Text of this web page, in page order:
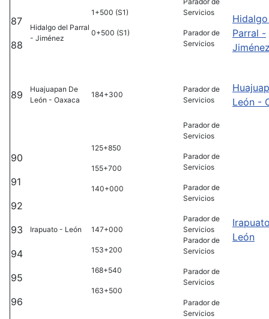
87
88
Hidalgo del Parral
- Jiménez
1+500 (S1)
0+500 (S1)
Servicios
Parador de
Servicios
Parral -
89
Huajuapan De
León - Oaxaca
184+300
Parador de
Servicios
León -
90
91
92
93
94
95
96
Irapuato - León
125+850
155+700
140+000
147+000
153+200
168+540
163+500
Parador de
Servicios
Parador de
Servicios
Parador de
Servicios
Parador de
Servicios
Parador de
Servicios
Parador de
Servicios
Parador de
Servicios
León